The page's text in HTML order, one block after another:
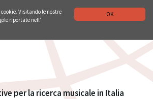
OK
Visitando le nostre
riportate nell’
per la ricerca musicale in Italia